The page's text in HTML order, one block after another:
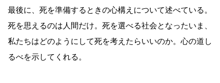
最後に、死を準備するときの心構えについて述べている。
死を思えるのは人間だけ。死を選べる社会となったいま、
私たちはどのようにして死を考えたらいいのか。心の道し
るべを示してくれる。